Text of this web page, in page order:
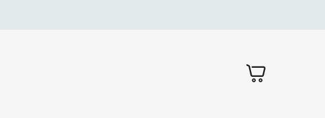
NÁKUPNÍ
KOŠÍK